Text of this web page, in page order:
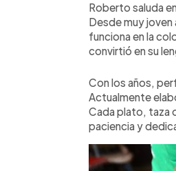
Roberto saluda
Desde muy
funciona en la
convirtió en su
Con los años,
Actualmente
Cada plato, taza
paciencia y